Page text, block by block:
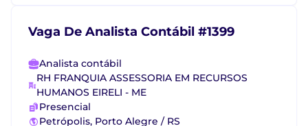
Vaga De Analista Contábil #1399
Analista contábil
RH FRANQUIA ASSESSORIA EM RECURSOS
HUMANOS EIRELI - ME
Presencial
Petrópolis, Porto Alegre / RS